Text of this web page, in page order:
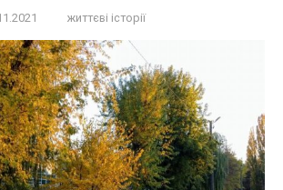
життєві історії